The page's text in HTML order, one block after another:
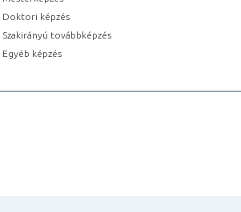
Doktori képzés
Szakirányú továbbképzés
Egyéb képzés